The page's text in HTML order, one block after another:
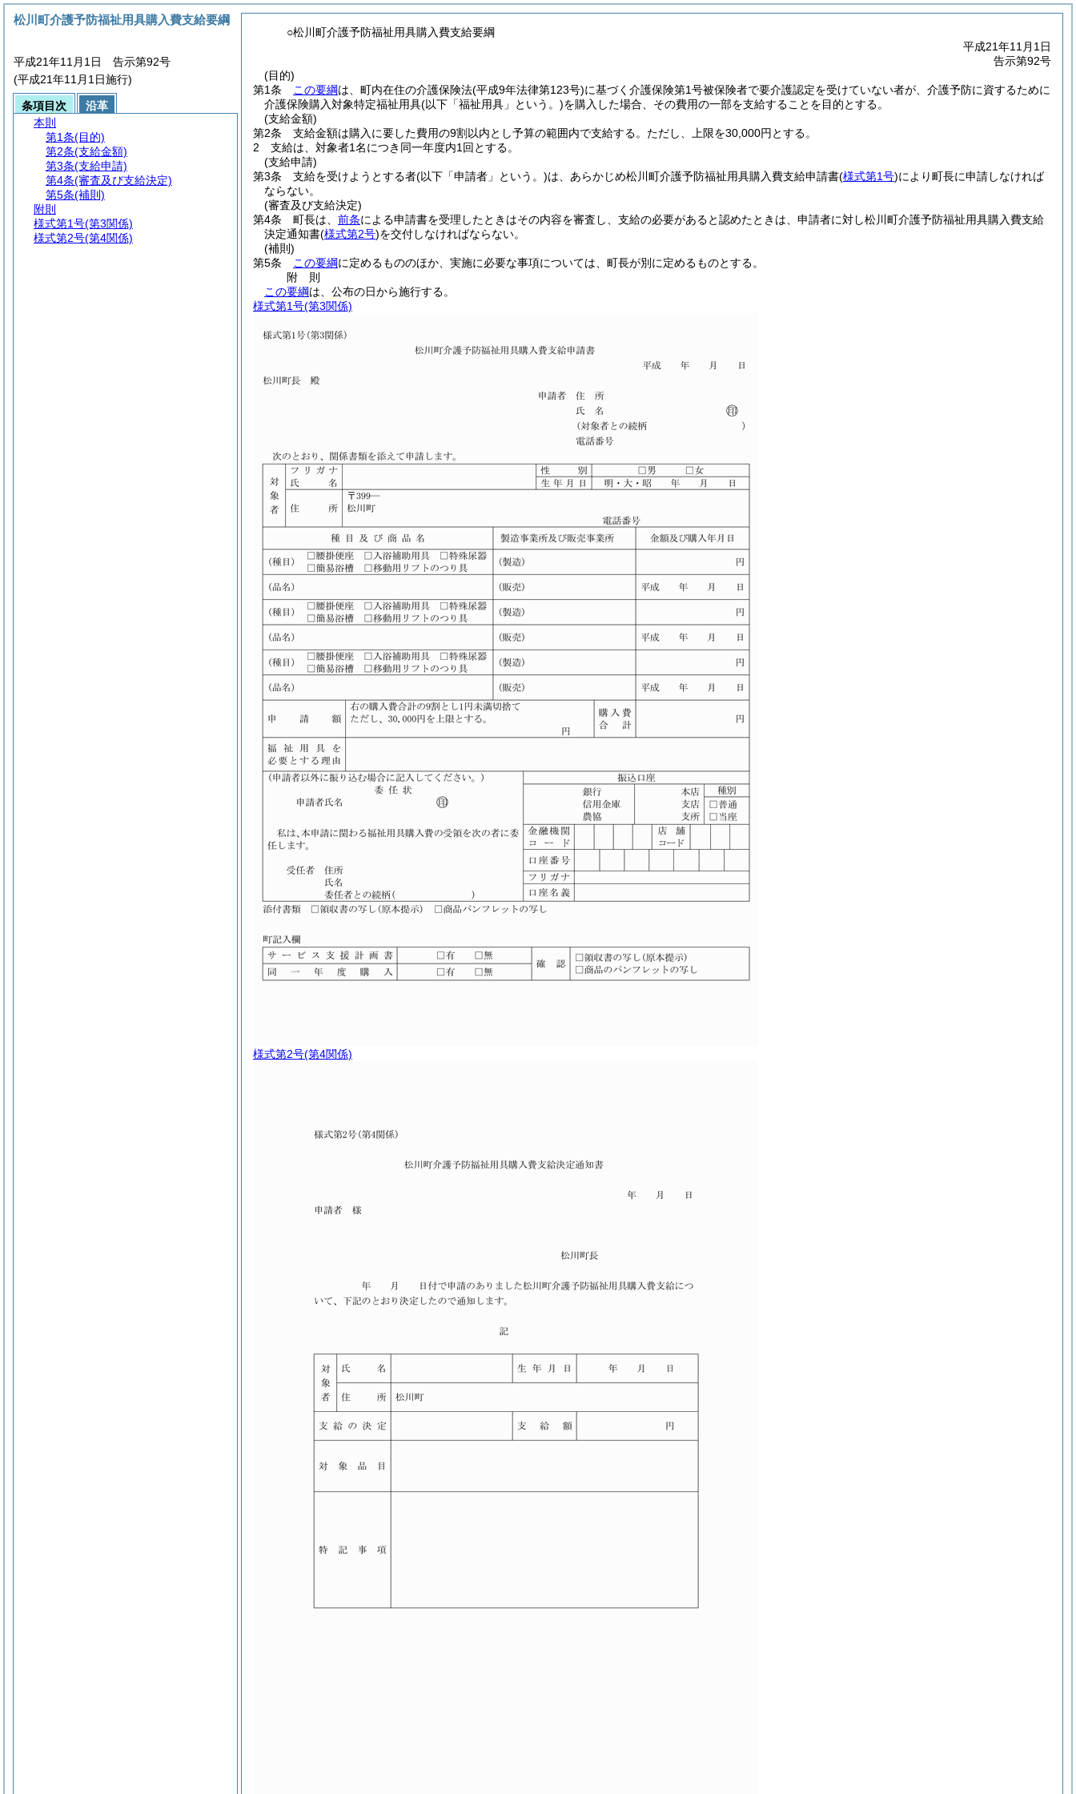
○松川町介護予防福祉用具購入費支給要綱
平成21年11月1日
告示第92号
(目的)
第1条
この要綱は、町内在住の介護保険法(平成9年法律第123号)に基づく介護保険第1号被保険者で要介護認定を受けていない者が、介護予防に資するために
介護保険購入対象特定福祉用具(以下「福祉用具」という。)を購入した場合、その費用の一部を支給することを目的とする。
(支給金額)
第2条
支給金額は購入に要した費用の9割以内とし予算の範囲内で支給する。 ただし、上限を30,000円とする。
2
支給は、対象者1名につき同一年度内1回とする。
(支給申請)
第3条
支給を受けようとする者(以下「申請者」という。)は、あらかじめ松川町介護予防福祉用具購入費支給申請書(様式第1号)により町長に申請しなければ
ならない。
(審査及び支給決定)
第4条
町長は、 前条による申請書を受理したときはその内容を審査し、支給の必要があると認めたときは、申請者に対し松川町介護予防福祉用具購入費支給
決定通知書(様式第2号)を交付しなければならない。
(補則)
第5条
この要綱に定めるもののほか、実施に必要な事項については、町長が別に定めるものとする。
附 則
この要綱は、公布の日から施行する。
様式第1号(第3関係)
様式第2号(第4関係)
松川町介護予防福祉用具購入費支給要綱
平成21年11月1日 告示第92号
(平成21年11月1日施行)
条項目次
沿革
本則
第1条(目的)
第2条(支給金額)
第3条(支給申請)
第4条(審査及び支給決定)
第5条(補則)
附則
様式第1号(第3関係)
様式第2号(第4関係)